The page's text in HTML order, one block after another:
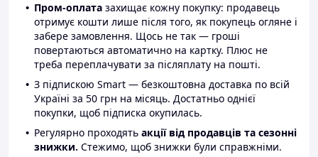
Пром-оплата захищає кожну покупку: продавець
отримує кошти лише після того, як покупець огляне і
забере замовлення. Щось не так — гроші
повертаються автоматично на картку. Плюс не
треба переплачувати за післяплату на пошті.
З підпискою Smart — безкоштовна доставка по всій
Україні за 50 грн на місяць. Достатньо однієї
покупки, щоб підписка окупилась.
Регулярно проходять акції від продавців та сезонні
знижки. Стежимо, щоб знижки були справжніми.